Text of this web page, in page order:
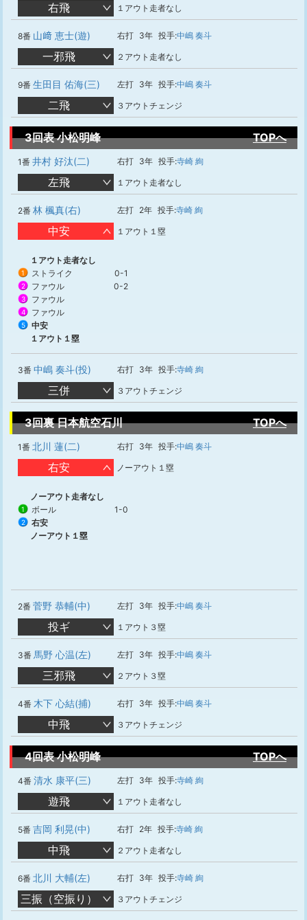
右飛 １アウト走者なし
8番 山﨑 恵士(遊) 右打 3年 投手:中嶋 奏斗
一邪飛 ２アウト走者なし
9番 生田目 佑海(三) 左打 3年 投手:中嶋 奏斗
二飛 ３アウトチェンジ
3回表 小松明峰 TOPへ
1番 井村 好汰(二) 右打 3年 投手:寺崎 絢
左飛 １アウト走者なし
2番 林 楓真(右) 左打 2年 投手:寺崎 絢
中安 １アウト１塁
１アウト走者なし
1 ストライク 0-1
2 ファウル 0-2
3 ファウル
4 ファウル
5
中安
１アウト１塁
3番 中嶋 奏斗(投) 右打 3年 投手:寺崎 絢
三併 ３アウトチェンジ
3回裏 日本航空石川 TOPへ
1番 北川 蓮(二) 右打 3年 投手:中嶋 奏斗
右安 ノーアウト１塁
ノーアウト走者なし
1 ボール 1-0
2
右安
ノーアウト１塁
2番 菅野 恭輔(中) 左打 3年 投手:中嶋 奏斗
投ギ １アウト３塁
3番 馬野 心温(左) 左打 3年 投手:中嶋 奏斗
三邪飛 ２アウト３塁
4番 木下 心結(捕) 右打 3年 投手:中嶋 奏斗
中飛 ３アウトチェンジ
4回表 小松明峰 TOPへ
4番 清水 康平(三) 左打 3年 投手:寺崎 絢
遊飛 １アウト走者なし
5番 吉岡 利晃(中) 右打 2年 投手:寺崎 絢
中飛 ２アウト走者なし
6番 北川 大輔(左) 右打 3年 投手:寺崎 絢
三振（空振り） ３アウトチェンジ